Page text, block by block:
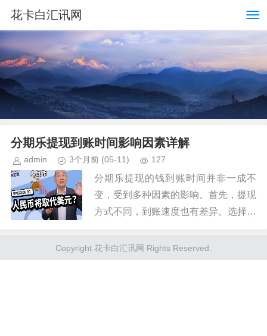
花卡白汇讯网
分期乐提现到账时间影响因素详解
admin 3个月前 (05-11) 127
分期乐提现的钱到账时间并非一成不
变，受到多种因素的影响。首先，提现
方式不同，到账速度也有差异。选择快
说最快，通常在几分钟内完成。但对于
部分银行账户或地区，可能需要等待...
Copyright 花卡白汇讯网 Rights Reserved.